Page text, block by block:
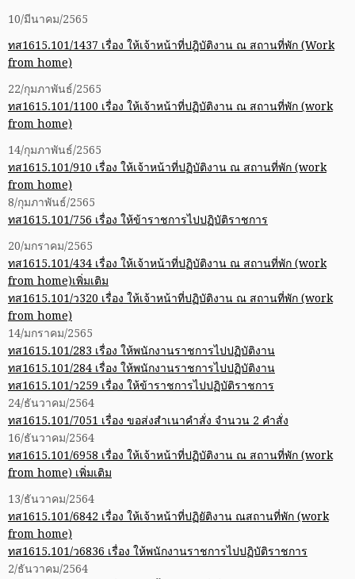
10/มีนาคม/2565
ทส1615.101/1437 เรื่อง ให้เจ้าหน้าที่ปฎิบัติงาน ณ สถานที่พัก (Work
from home)
22/กุมภาพันธ์/2565
ทส1615.101/1100 เรื่อง ให้เจ้าหน้าที่ปฏิบัติงาน ณ สถานที่พัก (work
from home)
14/กุมภาพันธ์/2565
ทส1615.101/910 เรื่อง ให้เจ้าหน้าที่ปฏิบัติงาน ณ สถานที่พัก (work
from home)
8/กุมภาพันธ์/2565
ทส1615.101/756 เรื่อง ให้ข้าราชการไปปฏิบัติราชการ
20/มกราคม/2565
ทส1615.101/434 เรื่อง ให้เจ้าหน้าที่ปฏิบัติงาน ณ สถานที่พัก (work
from home)เพิ่มเติม
ทส1615.101/ว320 เรื่อง ให้เจ้าหน้าที่ปฏิบัติงาน ณ สถานที่พัก (work
from home)
14/มกราคม/2565
ทส1615.101/283 เรื่อง ให้พนักงานราชการไปปฏิบัติงาน
ทส1615.101/284 เรื่อง ให้พนักงานราชการไปปฏิบัติงาน
ทส1615.101/ว259 เรื่อง ให้ข้าราชการไปปฏิบัติราชการ
24/ธันวาคม/2564
ทส1615.101/7051 เรื่อง ขอส่งสำเนาคำสั่ง จำนวน 2 คำสั่ง
16/ธันวาคม/2564
ทส1615.101/6958 เรื่อง ให้เจ้าหน้าที่ปฏิบัติงาน ณ สถานที่พัก (work
from home) เพิ่มเติม
13/ธันวาคม/2564
ทส1615.101/6842 เรื่อง ให้เจ้าหน้าที่ปฏิยัติงาน ณสถานที่พัก (work
from home)
ทส1615.101/ว6836 เรื่อง ให้พนักงานราชการไปปฏิบัติราชการ
2/ธันวาคม/2564